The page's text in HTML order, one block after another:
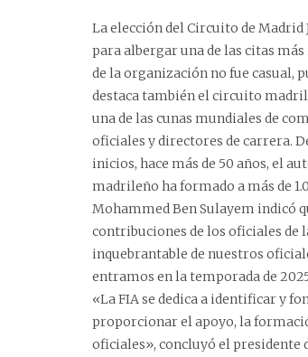
La elección del Circuito de Madrid
para albergar una de las citas
de la organización no fue casual,
destaca también el circuito
una de las cunas mundiales de
oficiales y directores de carrera.
inicios, hace más de 50 años, el
madrileño ha formado a más de
Mohammed Ben Sulayem indicó
contribuciones de los oficiales de
inquebrantable de nuestros
entramos en la temporada de
«La FIA se dedica a identificar y
proporcionar el apoyo, la
oficiales», concluyó el presidente